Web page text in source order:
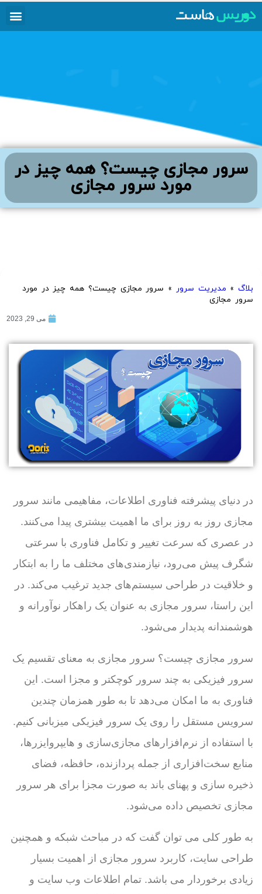
سرور مجازی چیست؟ همه چیز در
مورد سرور مجازی
بلاگ » مدیریت سرور » سرور مجازی چیست؟ همه چیز در مورد
سرور مجازی
می 29, 2023
در دنیای پیشرفته فناوری اطلاعات، مفاهیمی مانند سرور
مجازی روز به روز برای ما اهمیت بیشتری پیدا می‌کنند.
در عصری که سرعت تغییر و تکامل فناوری با سرعتی
شگرف پیش می‌رود، نیازمندی‌های مختلف ما را به ابتکار
و خلاقیت در طراحی سیستم‌های جدید ترغیب می‌کند. در
این راستا، سرور مجازی به عنوان یک راهکار نوآورانه و
هوشمندانه پدیدار می‌شود.
سرور مجازی چیست؟ سرور مجازی به معنای تقسیم یک
سرور فیزیکی به چند سرور کوچکتر و مجزا است. این
فناوری به ما امکان می‌دهد تا به طور همزمان چندین
سرویس مستقل را روی یک سرور فیزیکی میزبانی کنیم.
با استفاده از نرم‌افزارهای مجازی‌سازی و هایپروایزرها،
منابع سخت‌افزاری از جمله پردازنده، حافظه، فضای
ذخیره سازی و پهنای باند به صورت مجزا برای هر سرور
مجازی تخصیص داده می‌شود.
به طور کلی می توان گفت که در مباحث شبکه و همچنین
طراحی سایت، کاربرد سرور مجازی از اهمیت بسیار
زیادی برخوردار می باشد. تمام اطلاعات وب سایت و